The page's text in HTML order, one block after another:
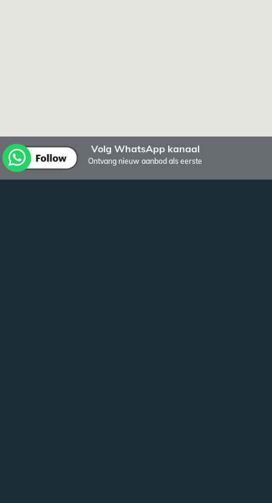
Volg WhatsApp kanaal
Ontvang nieuw aanbod als eerste